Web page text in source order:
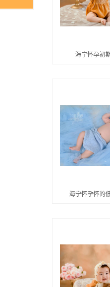
海宁怀孕初
海宁怀孕怀的